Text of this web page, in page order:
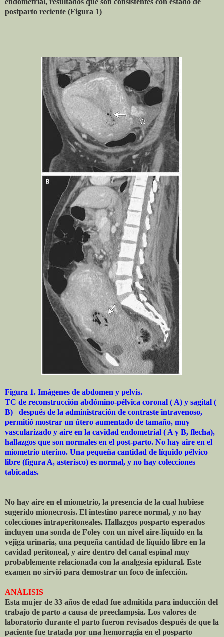
postparto reciente (Figura 1)
Figura 1. Imágenes de abdomen y pelvis.
TC de reconstrucción abdómino-pélvica coronal ( A) y sagital (
B)
después de la administración de contraste intravenoso,
permitió mostrar un útero aumentado de tamaño, muy
vascularizado y aire en la cavidad endometrial ( A y B, flecha),
hallazgos que son normales en el post-parto. No hay aire en el
miometrio uterino. Una pequeña cantidad de líquido pélvico
libre (figura A, asterisco) es normal, y no hay colecciones
tabicadas.
No hay aire en el miometrio, la presencia de la cual hubiese
sugerido mionecrosis. El intestino parece normal, y no hay
colecciones intraperitoneales. Hallazgos posparto esperados
incluyen una sonda de Foley con un nivel aire-líquido en la
vejiga urinaria, una pequeña cantidad de líquido libre en la
cavidad peritoneal, y aire dentro del canal espinal muy
probablemente relacionada con la analgesia epidural. Este
examen no sirvió para demostrar un foco de infección.
ANÁLISIS
Esta mujer de 33 años de edad fue admitida para inducción del
trabajo de parto a causa de preeclampsia. Los valores de
laboratorio durante el parto fueron revisados después de que la
paciente fue tratada por una hemorragia en el posparto